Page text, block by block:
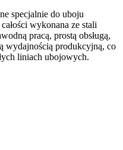
specjalnie do uboju
wykonana ze stali
pracą, prostą obsługą,
wydajnością produkcyjną, co
liniach ubojowych.